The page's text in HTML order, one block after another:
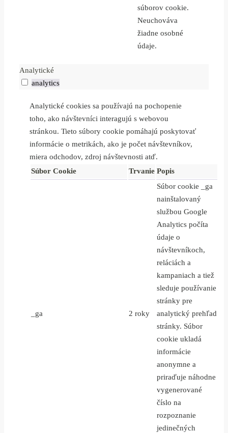
súborov cookie.
Neuchováva
žiadne osobné
údaje.
Analytické
analytics
Analytické cookies sa používajú na pochopenie
toho, ako návštevníci interagujú s webovou
stránkou. Tieto súbory cookie pomáhajú poskytovať
informácie o metrikách, ako je počet návštevníkov,
miera odchodov, zdroj návštevnosti atď.
Súbor Cookie
Trvanie Popis
_ga 2 roky
Súbor cookie _ga
nainštalovaný
službou Google
Analytics počíta
údaje o
návštevníkoch,
reláciách a
kampaniach a tiež
sleduje používanie
stránky pre
analytický prehľad
stránky. Súbor
cookie ukladá
informácie
anonymne a
priraďuje náhodne
vygenerované
číslo na
rozpoznanie
jedinečných